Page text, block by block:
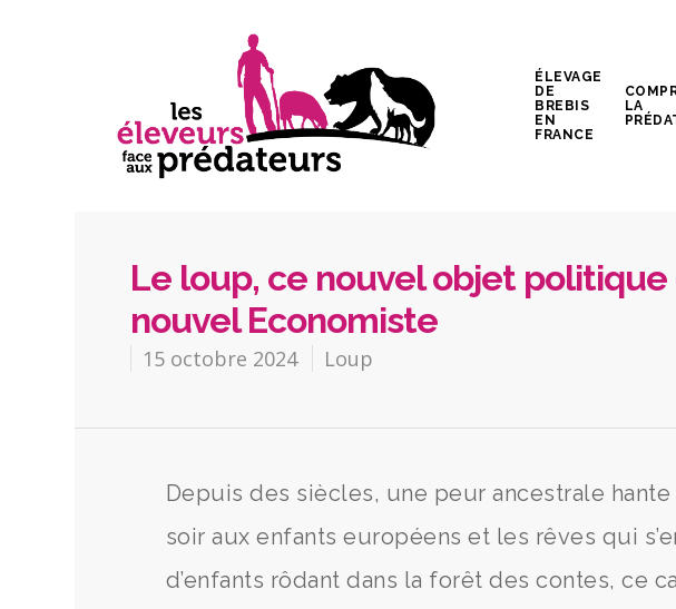
ÉLEVAGE
DE
BREBIS
EN
FRANCE
LA
Le loup, ce nouvel objet
nouvel Economiste
15 octobre 2024 Loup
Depuis des siècles, une peur ancestrale
soir aux enfants européens et les rêves qui
d’enfants rôdant dans la forêt des contes, ce